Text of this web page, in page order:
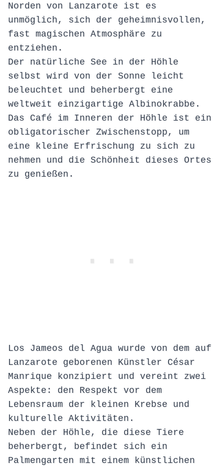
Norden von Lanzarote ist es
unmöglich, sich der geheimnisvollen,
fast magischen Atmosphäre zu
entziehen.
Der natürliche See in der Höhle
selbst wird von der Sonne leicht
beleuchtet und beherbergt eine
weltweit einzigartige Albinokrabbe.
Das Café im Inneren der Höhle ist ein
obligatorischer Zwischenstopp, um
eine kleine Erfrischung zu sich zu
nehmen und die Schönheit dieses Ortes
zu genießen.
Los Jameos del Agua wurde von dem auf
Lanzarote geborenen Künstler César
Manrique konzipiert und vereint zwei
Aspekte: den Respekt vor dem
Lebensraum der kleinen Krebse und
kulturelle Aktivitäten.
Neben der Höhle, die diese Tiere
beherbergt, befindet sich ein
Palmengarten mit einem künstlichen